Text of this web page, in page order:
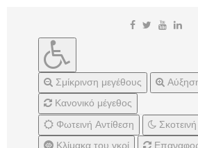
Σμίκρινση μεγέθους
Κανονικό μέγεθος
Φωτεινή Αντίθεση
Κλίμακα του γκρί